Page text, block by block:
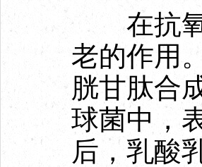
在抗氧
老的作用
胱甘肽合
球菌中，
后，乳酸